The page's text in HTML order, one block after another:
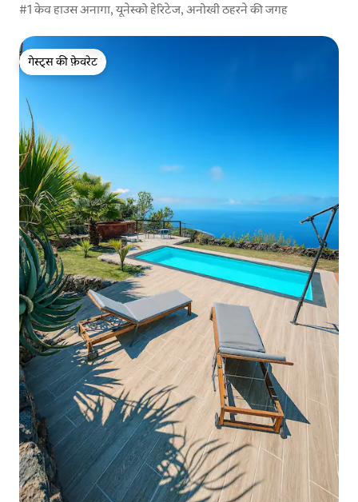
#1 केव हाउस अनागा, यूनेस्को हेरिटेज, अनोखी ठहरने की जगह
गेस्ट्स की फ़ेवरेट
गेस्ट्स की फ़ेवरेट